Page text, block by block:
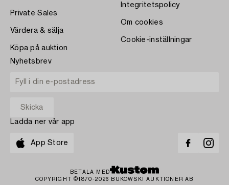
Private Sales
Värdera & sälja
Köpa på auktion
Integritetspolicy
Om cookies
Cookie-inställningar
Nyhetsbrev
Ladda ner vår app
App Store
BETALA MED
COPYRIGHT ©1870-2026 BUKOWSKI AUKTIONER AB